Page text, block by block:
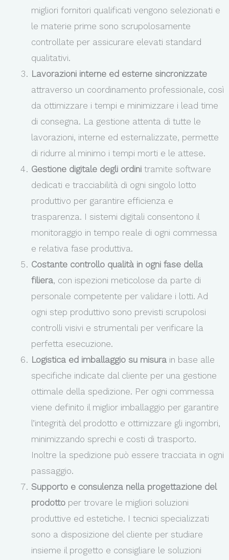
migliori fornitori qualificati vengono selezionati e
le materie prime sono scrupolosamente
controllate per assicurare elevati standard
qualitativi.
Lavorazioni interne ed esterne sincronizzate
attraverso un coordinamento professionale, così
da ottimizzare i tempi e minimizzare i lead time
di consegna. La gestione attenta di tutte le
lavorazioni, interne ed esternalizzate, permette
di ridurre al minimo i tempi morti e le attese.
Gestione digitale degli ordini tramite software
dedicati e tracciabilità di ogni singolo lotto
produttivo per garantire efficienza e
trasparenza. I sistemi digitali consentono il
monitoraggio in tempo reale di ogni commessa
e relativa fase produttiva.
Costante controllo qualità in ogni fase della
filiera, con ispezioni meticolose da parte di
personale competente per validare i lotti. Ad
ogni step produttivo sono previsti scrupolosi
controlli visivi e strumentali per verificare la
perfetta esecuzione.
Logistica ed imballaggio su misura in base alle
specifiche indicate dal cliente per una gestione
ottimale della spedizione. Per ogni commessa
viene definito il miglior imballaggio per garantire
l’integrità del prodotto e ottimizzare gli ingombri,
minimizzando sprechi e costi di trasporto.
Inoltre la spedizione può essere tracciata in ogni
passaggio.
Supporto e consulenza nella progettazione del
prodotto per trovare le migliori soluzioni
produttive ed estetiche. I tecnici specializzati
sono a disposizione del cliente per studiare
insieme il progetto e consigliare le soluzioni